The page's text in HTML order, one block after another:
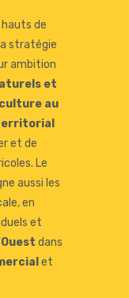
de
stratégie
ambition
et
au
et de
Le
aussi les
en
et
dans
et